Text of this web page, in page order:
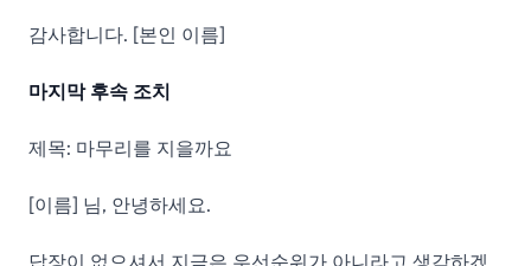
감사합니다. [본인 이름]
마지막 후속 조치
제목: 마무리를 지을까요
[이름] 님, 안녕하세요.